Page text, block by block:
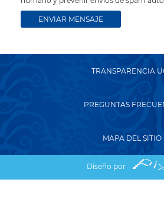
TRANSPARENCIA
PREGUNTAS
MAPA DEL SITIO
Diseño por